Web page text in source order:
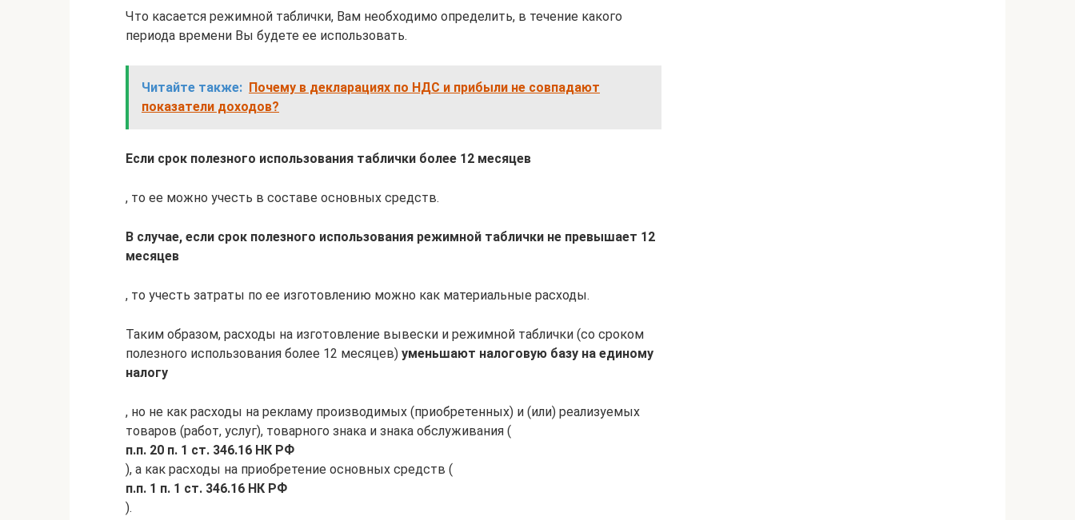
Что касается режимной таблички, Вам необходимо определить, в течение какого
периода времени Вы будете ее использовать.
Читайте также: Почему в декларациях по НДС и прибыли не совпадают
показатели доходов?
Если срок полезного использования таблички более 12 месяцев
, то ее можно учесть в составе основных средств.
В случае, если срок полезного использования режимной таблички не превышает 12
месяцев
, то учесть затраты по ее изготовлению можно как материальные расходы.
Таким образом, расходы на изготовление вывески и режимной таблички (со сроком
полезного использования более 12 месяцев) уменьшают налоговую базу на единому
налогу
, но не как расходы на рекламу производимых (приобретенных) и (или) реализуемых
товаров (работ, услуг), товарного знака и знака обслуживания (
п.п. 20 п. 1 ст. 346.16 НК РФ
), а как расходы на приобретение основных средств (
п.п. 1 п. 1 ст. 346.16 НК РФ
).